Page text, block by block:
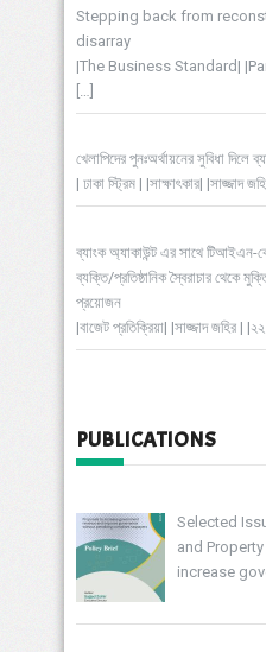
Stepping back from
disarray
|The Business Standard|
[…]
খেলাপিদের পুনঃঅর্থায়নের সুবিধা
| ঢাকা স্ট্রিম | |সাক্ষাৎকার| |সাজ্জাদ
ব্যাংক অ্যাকাউন্ট এর সাথে টিআইএন-
ব্যক্তি/প্রতিষ্ঠানিক স্বৈরাচার থেকে
প্রয়োজন
|বাজেট প্রতিক্রিয়া| |সাজ্জাদ জহির |
PUBLICATIONS
Selected
and
increase